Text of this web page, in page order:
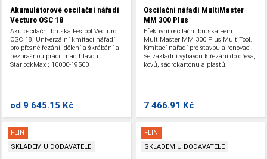
Akumulátorové oscilační nářadí
Vecturo OSC 18
Aku oscilační bruska Festool Vecturo
OSC 18. Univerzální kmitací nářadí
pro přesné řezání, dělení a škrábání a
bezprašnou práci i nad hlavou.
StarlockMax ; 10000-19500
od 9 645.15 Kč
Oscilační nářadí MultiMaster
MM 300 Plus
Efektivní oscilační bruska Fein
MultiMaster MM 300 Plus MultiTool.
Kmitací nářadí pro stavbu a renovaci.
Se základní výbavou k řezání do dřeva,
kovů, sádrokartonu a plastů.
7 466.91 Kč
FEIN
SKLADEM U DODAVATELE
FEIN
SKLADEM U DODAVATELE